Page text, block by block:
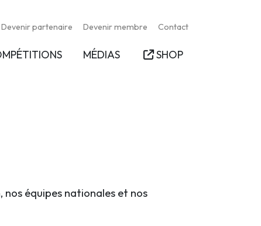
Devenir partenaire Devenir membre Contact
MÉDIAS SHOP
équipes nationales et nos